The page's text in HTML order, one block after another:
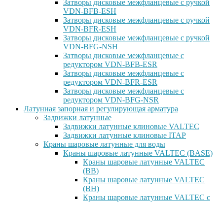
Затворы дисковые межфланцевые с ручкой
VDN-BFB-ESH
Затворы дисковые межфланцевые с ручкой
VDN-BFR-ESH
Затворы дисковые межфланцевые с ручкой
VDN-BFG-NSH
Затворы дисковые межфланцевые с
редуктором VDN-BFB-ESR
Затворы дисковые межфланцевые с
редуктором VDN-BFR-ESR
Затворы дисковые межфланцевые с
редуктором VDN-BFG-NSR
Латунная запорная и регулирующая арматура
Задвижки латунные
Задвижки латунные клиновые VALTEC
Задвижки латунные клиновые ITAP
Краны шаровые латунные для воды
Краны шаровые латунные VALTEC (BASE)
Краны шаровые латунные VALTEC
(ВВ)
Краны шаровые латунные VALTEC
(ВН)
Краны шаровые латунные VALTEC с